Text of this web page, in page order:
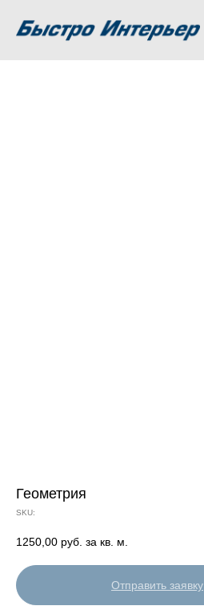
Геометрия
SKU:
1250,00 руб. за кв. м.
Отправить заявку